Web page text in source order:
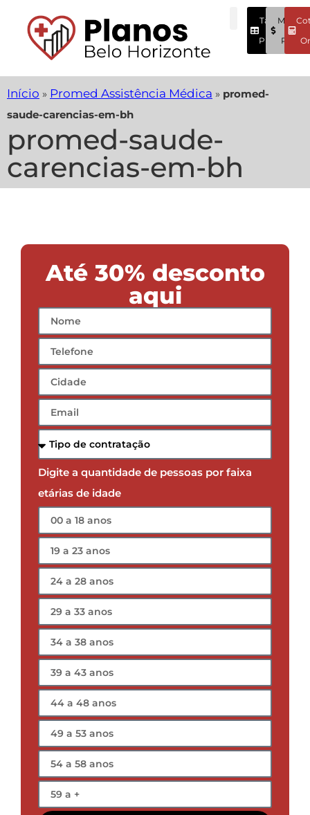
Tabela
PreçosPreços
Início » Promed Assistência Médica » promed-
saude-carencias-em-bh
promed-saude-
carencias-em-bh
Até 30% desconto
aqui
Digite a quantidade de pessoas por faixa
etárias de idade